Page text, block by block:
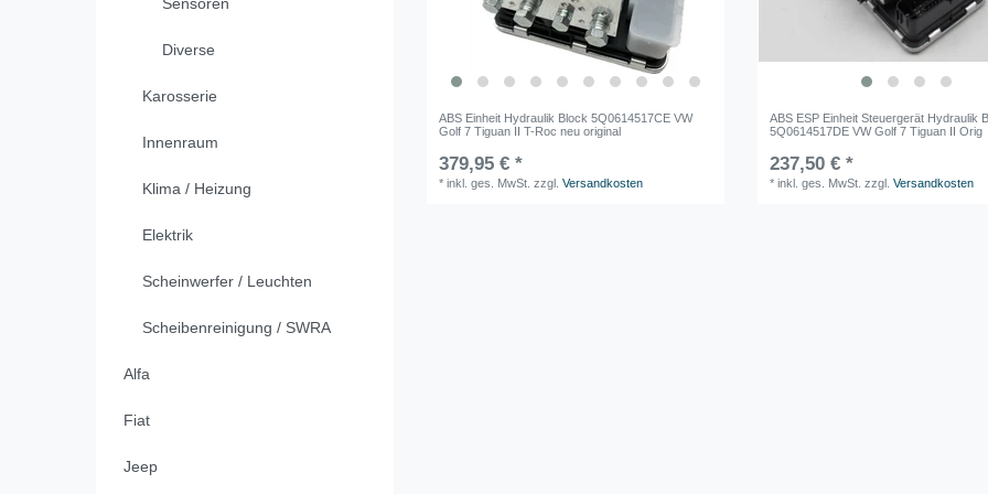
Sensoren
Diverse
Karosserie
Innenraum
Klima / Heizung
Elektrik
Scheinwerfer / Leuchten
Scheibenreinigung / SWRA
Alfa
Fiat
Jeep
ABS Einheit Hydraulik Block 5Q0614517CE VW
Golf 7 Tiguan II T-Roc neu original
379,95 € *
*inkl. ges. MwSt. zzgl.Versandkosten
ABS ESP Einheit Steuergerät Hydraulik
5Q0614517DE VW Golf 7 Tiguan II Orig
237,50 € *
*inkl. ges. MwSt. zzgl.Versandkosten